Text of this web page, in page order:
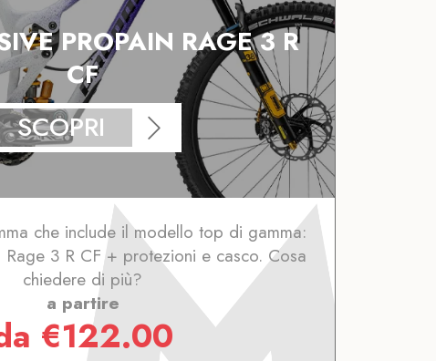
PROPAIN RAGE 3 R
CF
SCOPRI
che include il modello top di gamma:
3 R CF + protezioni e casco. Cosa
chiedere di più?
a partire
€122.00